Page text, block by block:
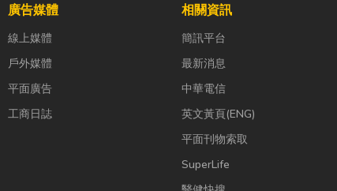
廣告媒體
線上媒體
戶外媒體
平面廣告
工商日誌
相關資訊
簡訊平台
最新消息
中華電信
英文黃頁(ENG)
平面刊物索取
SuperLife